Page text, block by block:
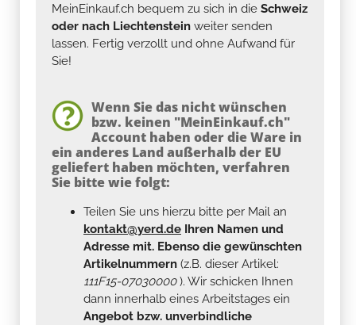
MeinEinkauf.ch bequem zu sich in die Schweiz
oder nach Liechtenstein weiter senden
lassen. Fertig verzollt und ohne Aufwand für
Sie!
Wenn Sie das nicht wünschen
bzw. keinen "MeinEinkauf.ch"
Account haben oder die Ware in
ein anderes Land außerhalb der EU
geliefert haben möchten, verfahren
Sie bitte wie folgt:
Teilen Sie uns hierzu bitte per Mail an
kontakt@yerd.de Ihren Namen und
Adresse mit. Ebenso die gewünschten
Artikelnummern (z.B. dieser Artikel:
111F15-07030000). Wir schicken Ihnen
dann innerhalb eines Arbeitstages ein
Angebot bzw. unverbindliche